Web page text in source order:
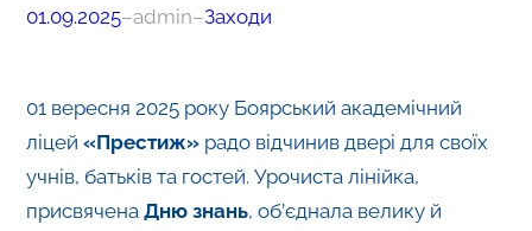
01.09.2025–admin–Заходи
01 вересня 2025 року Боярський академічний
ліцей «Престиж»радо відчинив двері для своїх
учнів, батьків та гостей. Урочиста лінійка,
присвячена Дню знань, об’єднала велику й